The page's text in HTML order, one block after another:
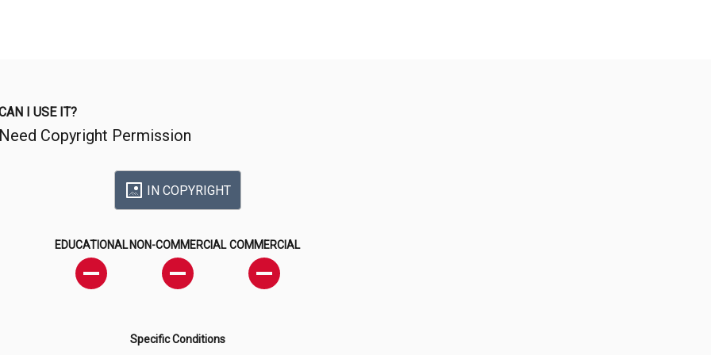
I USE IT?
Need Copyright Permission
IN COPYRIGHT
EDUCATIONAL NON-COMMERCIAL COMMERCIAL
Specific Conditions